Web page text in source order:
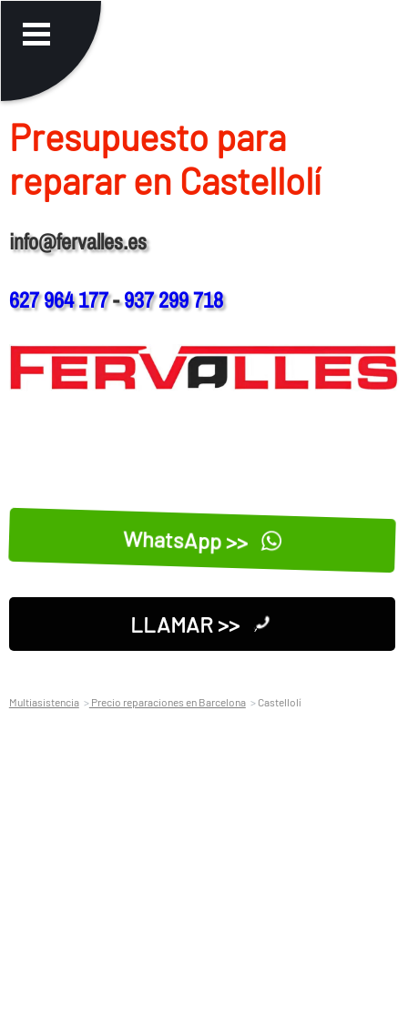
Presupuesto para
reparar en Castellolí
info@fervalles.es
627 964 177-937 299 718
WhatsApp >>
LLAMAR >>
Multiasistencia Precio reparaciones en Barcelona Castellolí